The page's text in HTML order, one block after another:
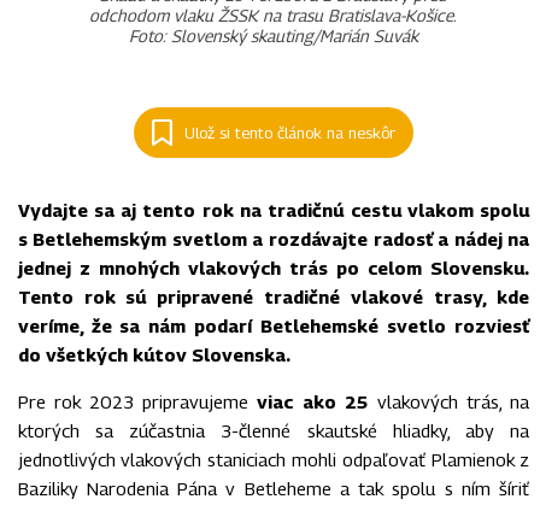
odchodom vlaku ŽSSK na trasu Bratislava-Košice.
Foto: Slovenský skauting/Marián Suvák
Ulož si tento článok na neskôr
Vydajte sa aj tento rok na tradičnú cestu vlakom spolu
s Betlehemským svetlom a rozdávajte radosť a nádej na
jednej z mnohých vlakových trás po celom Slovensku.
Tento rok sú pripravené tradičné vlakové trasy, kde
veríme, že sa nám podarí Betlehemské svetlo rozviesť
do všetkých kútov Slovenska.
Pre rok 2023 pripravujemeviac ako 25 vlakových trás, na
ktorých sa zúčastnia 3-členné skautské hliadky, aby na
jednotlivých vlakových staniciach mohli odpaľovať Plamienok z
Baziliky Narodenia Pána v Betleheme a tak spolu s ním šíriť